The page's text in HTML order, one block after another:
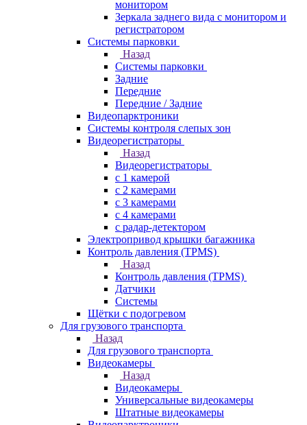
монитором
Зеркала заднего вида с монитором и
регистратором
Системы парковки
Назад
Системы парковки
Задние
Передние
Передние / Задние
Видеопарктроники
Системы контроля слепых зон
Видеорегистраторы
Назад
Видеорегистраторы
с 1 камерой
с 2 камерами
с 3 камерами
с 4 камерами
с радар-детектором
Электропривод крышки багажника
Контроль давления (TPMS)
Назад
Контроль давления (TPMS)
Датчики
Системы
Щётки с подогревом
Для грузового транспорта
Назад
Для грузового транспорта
Видеокамеры
Назад
Видеокамеры
Универсальные видеокамеры
Штатные видеокамеры